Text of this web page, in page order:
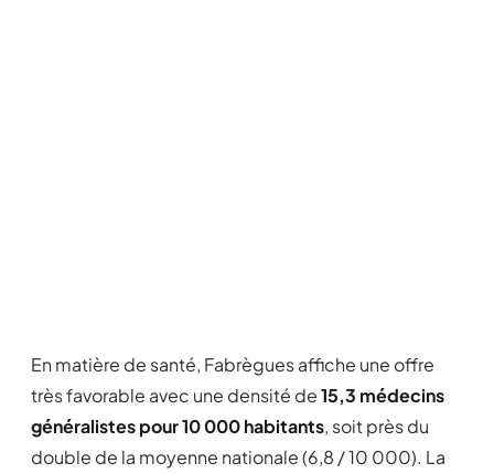
En matière de santé, Fabrègues affiche une offre
très favorable avec une densité de15,3 médecins
généralistes pour 10 000 habitants, soit près du
double de la moyenne nationale (6,8 / 10 000). La